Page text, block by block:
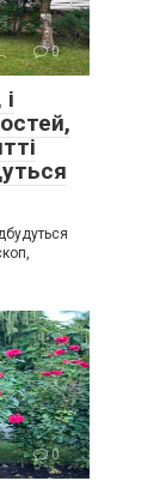
0
0